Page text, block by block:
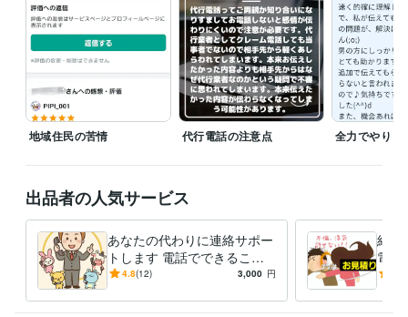
HTML:15年
ビジネス・クリエイティブツール
Excel:20年Google サイト:18年 Google スプレッドシート:15年
Google ドキュメント:13年Word:20年ChatGPT:0年Bard:0年
Canva:0年
得意分野
悩み相談・カウンセリング 心理学に興味あり
ビジネス代行・事務代行 電話代行 営業力、コミュ力 テレアポ
学歴
広島外語専門学校
語学力
英語 ネイティブレベル
地域住民の苦情 代行電話の注意点 全力でやりま
出品者の人気サービス
あなたの代わりに連絡サポー
トします 電話でできること
ならなんでも！電話対応・予
4.8(12) 3,000 円
結果
電話
浮気